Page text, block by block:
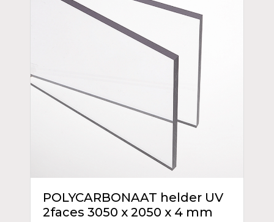
POLYCARBONAAT helder UV
2faces 3050 x 2050 x 4 mm